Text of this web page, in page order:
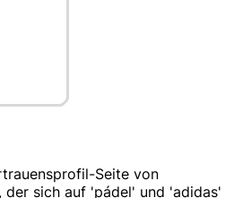
Seite von
der sich auf 'pádel' und 'adidas'